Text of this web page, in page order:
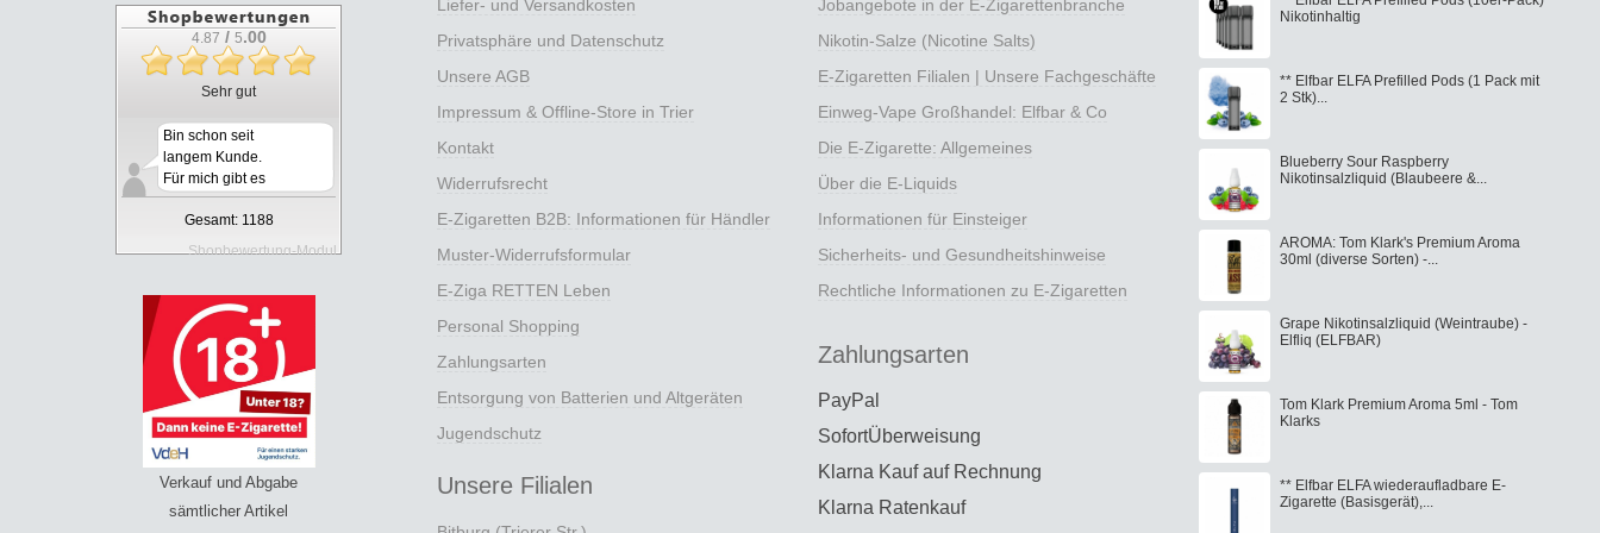
4.87 / 5.00
Sehr gut
Bin schon seit
langem Kunde.
Für mich gibt es
k...
Gesamt: 1188
Shopbewertung-Modul
Verkauf und Abgabe
sämtlicher Artikel
Liefer- und Versandkosten
Privatsphäre und Datenschutz
Unsere AGB
Impressum & Offline-Store in Trier
Kontakt
Widerrufsrecht
E-Zigaretten B2B: Informationen für Händler
Muster-Widerrufsformular
E-Ziga RETTEN Leben
Personal Shopping
Zahlungsarten
Entsorgung von Batterien und Altgeräten
Jugendschutz
Unsere Filialen
Jobangebote in der E-Zigarettenbranche
Nikotin-Salze (Nicotine Salts)
E-Zigaretten Filialen | Unsere Fachgeschäfte
Einweg-Vape Großhandel: Elfbar & Co
Die E-Zigarette: Allgemeines
Über die E-Liquids
Informationen für Einsteiger
Sicherheits- und Gesundheitshinweise
Rechtliche Informationen zu E-Zigaretten
Zahlungsarten
PayPal
SofortÜberweisung
Klarna Kauf auf Rechnung
Klarna Ratenkauf
Nikotinhaltig
** Elfbar ELFA Prefilled Pods (1 Pack mit
2 Stk)...
Blueberry Sour Raspberry
Nikotinsalzliquid (Blaubeere &...
AROMA: Tom Klark's Premium Aroma
30ml (diverse Sorten) -...
Grape Nikotinsalzliquid (Weintraube) -
Elfliq (ELFBAR)
Tom Klark Premium Aroma 5ml - Tom
Klarks
** Elfbar ELFA wiederaufladbare E-
Zigarette (Basisgerät),...